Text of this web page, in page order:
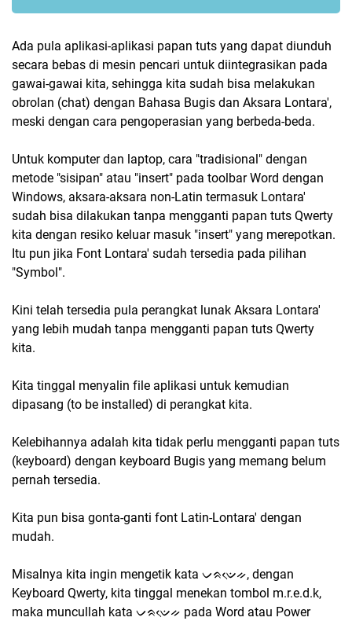
Ada pula aplikasi-aplikasi papan tuts yang dapat diunduh
secara bebas di mesin pencari untuk diintegrasikan pada
gawai-gawai kita, sehingga kita sudah bisa melakukan
obrolan (chat) dengan Bahasa Bugis dan Aksara Lontara',
meski dengan cara pengoperasian yang berbeda-beda.
Untuk komputer dan laptop, cara "tradisional" dengan
metode "sisipan" atau "insert" pada toolbar Word dengan
Windows, aksara-aksara non-Latin termasuk Lontara'
sudah bisa dilakukan tanpa mengganti papan tuts Qwerty
kita dengan resiko keluar masuk "insert" yang merepotkan.
Itu pun jika Font Lontara' sudah tersedia pada pilihan
"Symbol".
Kini telah tersedia pula perangkat lunak Aksara Lontara'
yang lebih mudah tanpa mengganti papan tuts Qwerty
kita.
Kita tinggal menyalin file aplikasi untuk kemudian
dipasang (to be installed) di perangkat kita.
Kelebihannya adalah kita tidak perlu mengganti papan tuts
(keyboard) dengan keyboard Bugis yang memang belum
pernah tersedia.
Kita pun bisa gonta-ganti font Latin-Lontara' dengan
mudah.
Misalnya kita ingin mengetik kata ᨆᨑᨉᨙᨀ, dengan
Keyboard Qwerty, kita tinggal menekan tombol m.r.e.d.k,
maka muncullah kata ᨆᨑᨉᨙᨀ pada Word atau Power